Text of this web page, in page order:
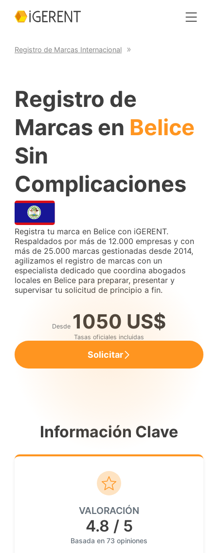
Registro de Marcas Internacional
Registro de
Marcas en Belice
Sin
Complicaciones
Registra tu marca en Belice con iGERENT.
Respaldados por más de 12.000 empresas y con
más de 25.000 marcas gestionadas desde 2014,
agilizamos el registro de marcas con un
especialista dedicado que coordina abogados
locales en Belice para preparar, presentar y
supervisar tu solicitud de principio a fin.
Desde 1050 US$
Tasas oficiales incluidas
Solicitar
Información Clave
VALORACIÓN
4.8 / 5
Basada en 73 opiniones